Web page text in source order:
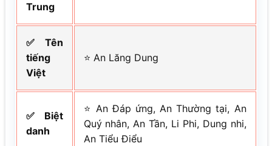
Trung
✅ Tên
tiếng
Việt
⭐ An Lăng Dung
✅ Biệt
danh
⭐ An Đáp ứng, An Thường tại, An
Quý nhân, An Tần, Li Phi, Dung nhi,
An Tiểu Điểu